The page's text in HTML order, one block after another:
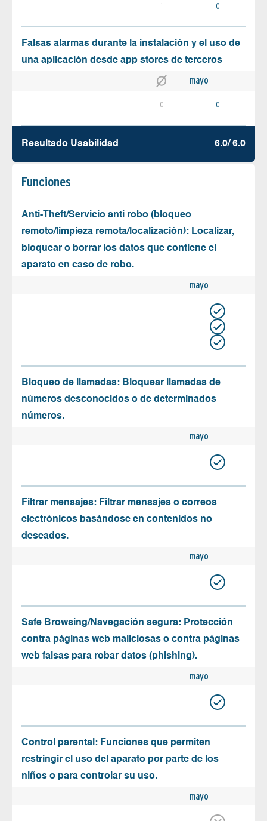
1 0
Falsas alarmas durante la instalación y el uso de
una aplicación desde app stores de terceros
mayo
0 0
Resultado Usabilidad 6.0/ 6.0
Funciones
Anti-Theft/Servicio anti robo (bloqueo
remoto/limpieza remota/localización): Localizar,
bloquear o borrar los datos que contiene el
aparato en caso de robo.
mayo
Bloqueo de llamadas: Bloquear llamadas de
números desconocidos o de determinados
números.
mayo
Filtrar mensajes: Filtrar mensajes o correos
electrónicos basándose en contenidos no
deseados.
mayo
Safe Browsing/Navegación segura: Protección
contra páginas web maliciosas o contra páginas
web falsas para robar datos (phishing).
mayo
Control parental: Funciones que permiten
restringir el uso del aparato por parte de los
niños o para controlar su uso.
mayo